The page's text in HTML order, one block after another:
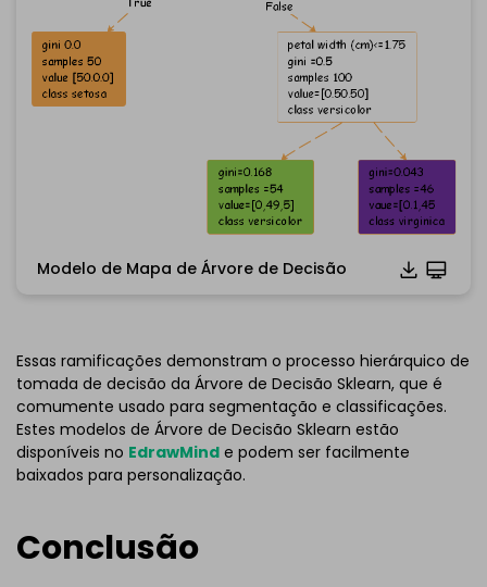
Clique para baixar e usar este modelo.
*O arquivoemmxprecisa ser aberto no EdrawMind.
Se você ainda não tem o EdrawMind, baixe oEdrawMind
gratuitamente
abaixo.
Você também pode tentar o
Modelo de Mapa de Árvore de Decisão
Essas ramificações demonstram o processo hierárquico de
tomada de decisão da Árvore de Decisão Sklearn, que é
comumente usado para segmentação e classificações.
Estes modelos de Árvore de Decisão Sklearn estão
disponíveis no EdrawMind e podem ser facilmente
baixados para personalização.
Conclusão